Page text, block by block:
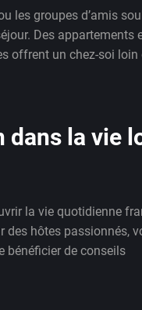
les groupes d’amis
Des appartements
offrent un chez-soi loin
dans la vie
la vie quotidienne
des hôtes passionnés,
bénéficier de conseils